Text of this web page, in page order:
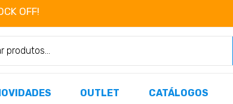
OFF! Não perca já as centenas de
OUTLET CATÁLOGOS